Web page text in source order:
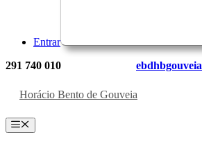
Entrar
291 740 010
Horácio Bento de Gouveia
Menu